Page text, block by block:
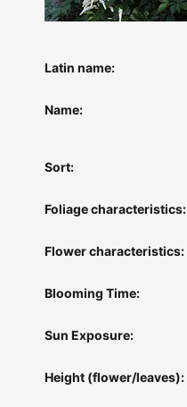
Latin name:
Name:
Sort:
Foliage characteristics:
Flower characteristics:
Blooming Time:
Sun Exposure:
Height (flower/leaves):